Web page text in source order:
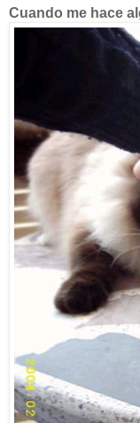
Cuando me hace